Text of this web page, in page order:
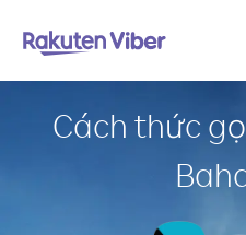
Cách thức